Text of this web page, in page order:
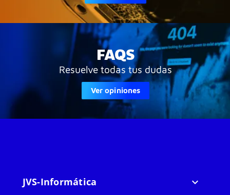
FAQS
Resuelve todas tus dudas
Ver opiniones
JVS-Informática 